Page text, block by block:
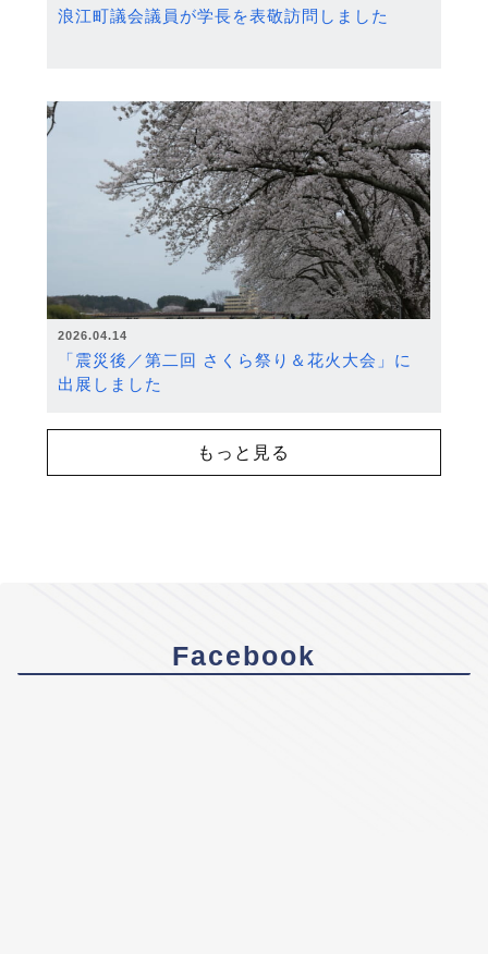
浪江町議会議員が学長を表敬訪問しました
2026.04.14
「震災後／第二回 さくら祭り＆花火大会」に
出展しました
もっと見る
Facebook